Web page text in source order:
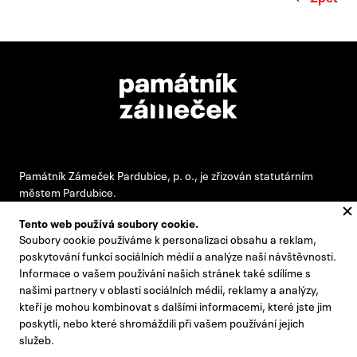
Památník Zámeček Pardubice, p. o., je zřizován statutárním
městem Pardubice.
#pamatnikzamecek
zamecek@zamecek-memorial.cz
+420 732 895 221
Kontakty
Tento web používá soubory cookie.
Soubory cookie používáme k personalizaci obsahu a reklam,
poskytování funkcí sociálních médií a analýze naší návštěvnosti.
Informace o vašem používání našich stránek také sdílíme s
našimi partnery v oblasti sociálních médií, reklamy a analýzy,
kteří je mohou kombinovat s dalšími informacemi, které jste jim
poskytli, nebo které shromáždili při vašem používání jejich
služeb.